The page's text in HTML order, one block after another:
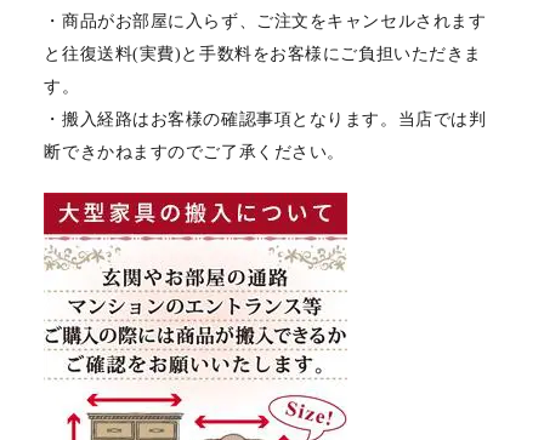
・商品がお部屋に入らず、ご注文をキャンセルされます
と往復送料(実費)と手数料をお客様にご負担いただきま
す。
・搬入経路はお客様の確認事項となります。当店では判
断できかねますのでご了承ください。